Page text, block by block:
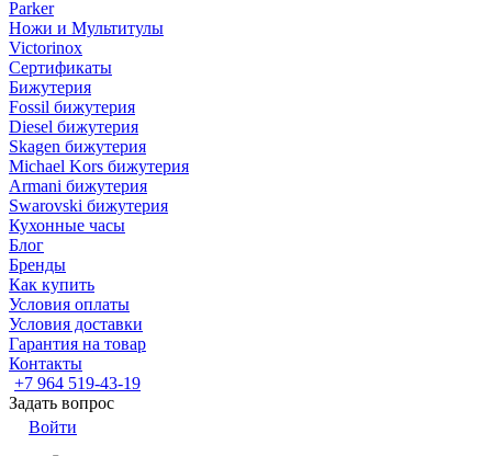
Parker
Ножи и Мультитулы
Victorinox
Сертификаты
Бижутерия
Fossil бижутерия
Diesel бижутерия
Skagen бижутерия
Michael Kors бижутерия
Armani бижутерия
Swarovski бижутерия
Кухонные часы
Блог
Бренды
Как купить
Условия оплаты
Условия доставки
Гарантия на товар
Контакты
+7 964 519-43-19
Задать вопрос
Войти